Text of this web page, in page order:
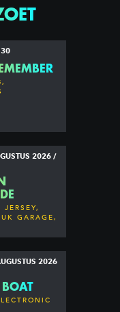
2026 /
GARAGE,
MORE
2026